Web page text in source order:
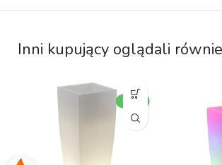
Inni kupujący oglądali